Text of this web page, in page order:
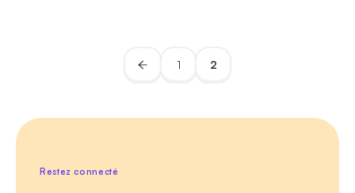
1 2
Restez connecté